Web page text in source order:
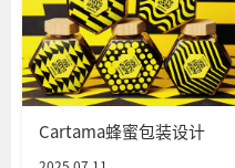
Cartama蜂蜜包装设计